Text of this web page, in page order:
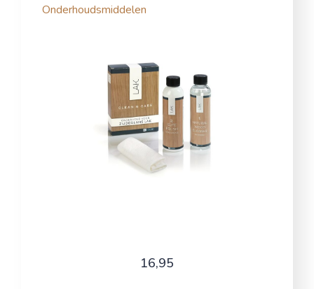
Onderhoudsmiddelen
16,95